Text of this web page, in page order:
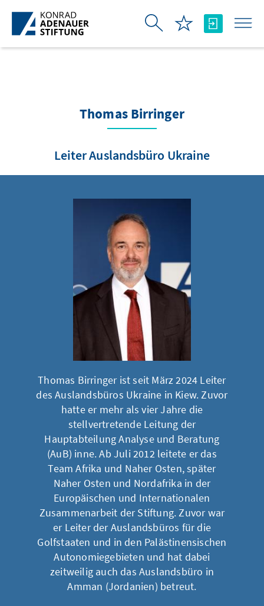
Skip to Main Content
Thomas Birringer
Leiter Auslandsbüro Ukraine
Thomas Birringer ist seit März 2024 Leiter
des Auslandsbüros Ukraine in Kiew. Zuvor
hatte er mehr als vier Jahre die
stellvertretende Leitung der
Hauptabteilung Analyse und Beratung
(AuB) inne. Ab Juli 2012 leitete er das
Team Afrika und Naher Osten, später
Naher Osten und Nordafrika in der
Europäischen und Internationalen
Zusammenarbeit der Stiftung. Zuvor war
er Leiter der Auslandsbüros für die
Golfstaaten und in den Palästinensischen
Autonomiegebieten und hat dabei
zeitweilig auch das Auslandsbüro in
Amman (Jordanien) betreut.